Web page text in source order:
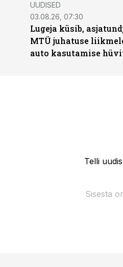
UUDISED
03.08.26, 07:30
Lugeja küsib,
MTÜ juhatuse
auto kasutamise
Telli